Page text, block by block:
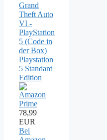
Grand
Theft Auto
VI -
PlayStation
5 (Code in
der Box)
Playstation
5 Standard
Edition
78,99
EUR
Bei